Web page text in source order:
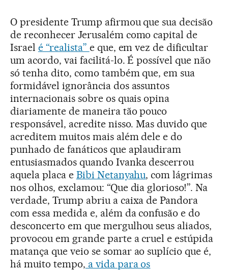
O presidente Trump afirmou que sua decisão
de reconhecer Jerusalém como capital de
Israel é “realista” e que, em vez de dificultar
um acordo, vai facilitá-lo. É possível que não
só tenha dito, como também que, em sua
formidável ignorância dos assuntos
internacionais sobre os quais opina
diariamente de maneira tão pouco
responsável, acredite nisso. Mas duvido que
acreditem muitos mais além dele e do
punhado de fanáticos que aplaudiram
entusiasmados quando Ivanka descerrou
aquela placa e Bibi Netanyahu, com lágrimas
nos olhos, exclamou: “Que dia glorioso!”. Na
verdade, Trump abriu a caixa de Pandora
com essa medida e, além da confusão e do
desconcerto em que mergulhou seus aliados,
provocou em grande parte a cruel e estúpida
matança que veio se somar ao suplício que é,
há muito tempo, a vida para os